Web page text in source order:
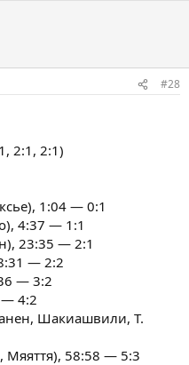
#28
2:1, 2:1)
1:04 — 0:1
4:37 — 1:1
23:35 — 2:1
— 2:2
— 3:2
— 4:2
Шакиашвили, Т.
58:58 — 5:3